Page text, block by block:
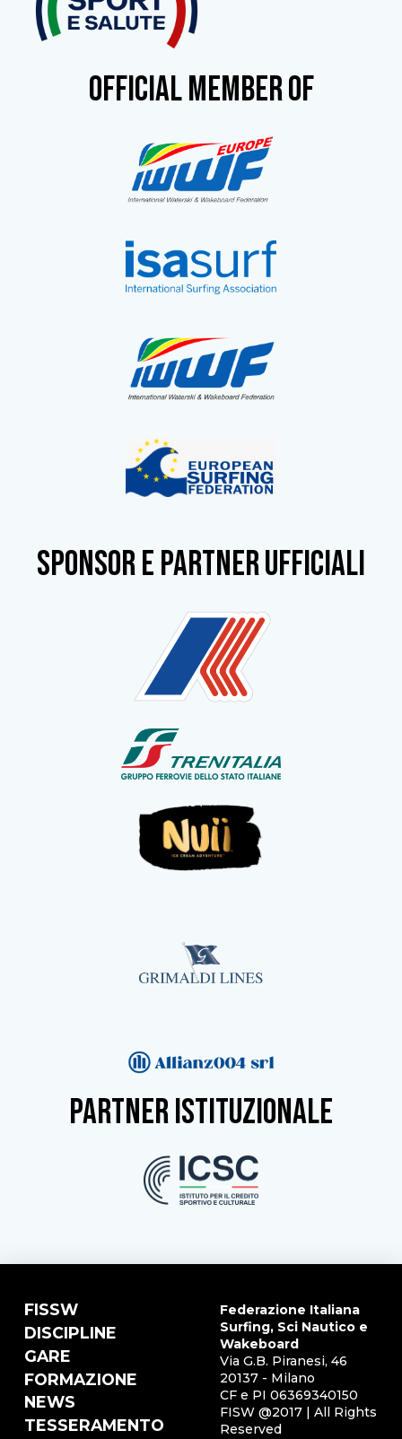
OFFICIAL MEMBER OF
SPONSOR e partner ufficiali
partner istituzionale
FISSW
DISCIPLINE
GARE
FORMAZIONE
NEWS
TESSERAMENTO
Federazione Italiana
Surfing, Sci Nautico e
Wakeboard
Via G.B. Piranesi, 46
20137 - Milano
CF e PI 06369340150
FISW @2017 | All Rights
Reserved